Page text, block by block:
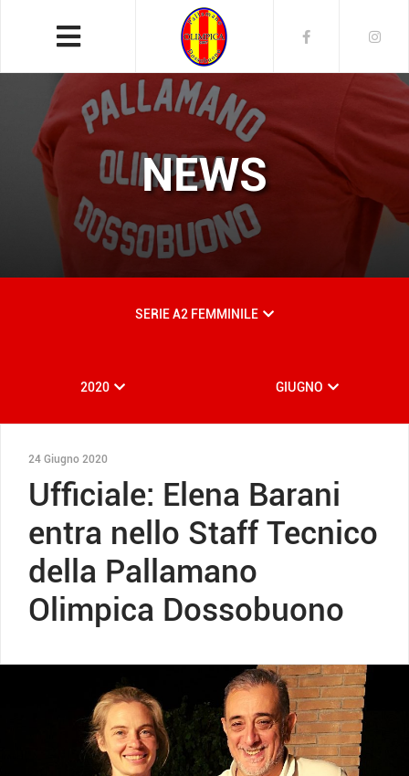
NEWS
SERIE A2 FEMMINILE
2020 GIUGNO
24 Giugno 2020
Ufficiale: Elena Barani
entra nello Staff Tecnico
della Pallamano
Olimpica Dossobuono